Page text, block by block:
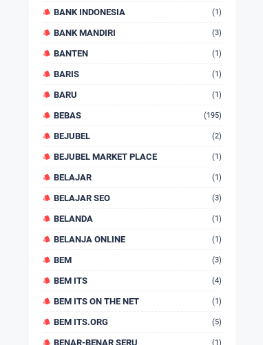
BANK INDONESIA (1)
BANK MANDIRI (3)
BANTEN (1)
BARIS (1)
BARU (1)
BEBAS (195)
BEJUBEL (2)
BEJUBEL MARKET PLACE (1)
BELAJAR (1)
BELAJAR SEO (3)
BELANDA (1)
BELANJA ONLINE (1)
BEM (3)
BEM ITS (4)
BEM ITS ON THE NET (1)
BEM ITS.ORG (5)
BENAR-BENAR SERU (1)